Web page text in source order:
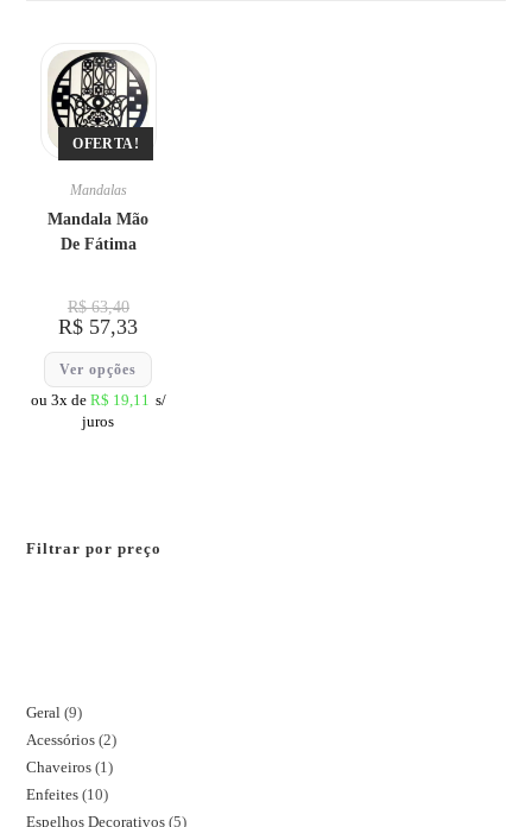
OFERTA!
Mandalas
Mandala Mão
De Fátima
R$63,40
R$ 57,33
Ver opções
ou 3x de R$ 19,11 s/
juros
Filtrar por preço
Geral 9
Acessórios 2
Chaveiros 1
Enfeites 10
Espelhos Decorativos 5